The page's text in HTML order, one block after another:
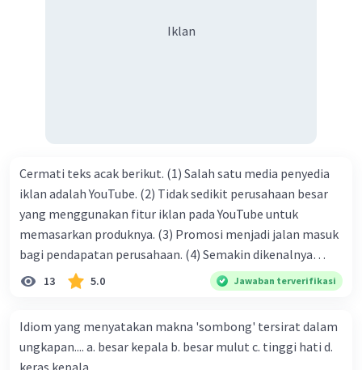
limpahan karuniaNya kita bisa berkumpul di sini. Kalimat
Iklan
Cermati teks acak berikut. (1) Salah satu media penyedia
iklan adalah YouTube. (2) Tidak sedikit perusahaan besar
yang menggunakan fitur iklan pada YouTube untuk
memasarkan produknya. (3) Promosi menjadi jalan masuk
bagi pendapatan perusahaan. (4) Semakin dikenalnya
suatu produk oleh konsumen, semakin besar pula peluang
perusahaan kepada konsumen. Urutan yang tepat agar
menjadi teks eksposisi yang padu adalah .... A. (1)-(2)-(3)-
13 5.0 Jawaban terverifikasi
Idiom yang menyatakan makna 'sombong' tersirat dalam
ungkapan.... a. besar kepala b. besar mulut c. tinggi hati d.